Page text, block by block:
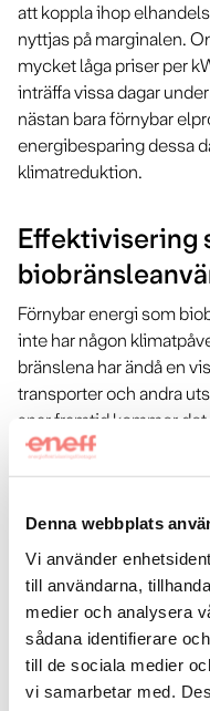
Denna webbplats
Vi använder
till användarna,
medier och analysera
sådana identifierare
till de sociala medier
vi samarbetar med.
att koppla ihop
nyttjas på marginalen.
mycket låga priser per
inträffa vissa dagar
nästan bara förnybar
energibesparing dessa
klimatreduktion.
Effektivisering
Förnybar energi som
inte har någon
bränslena har ändå en
transporter och andra
snar framtid kommer
genom att de i allt högre
t.ex. transporter och
effektiviseringar som
om de hade ersatt
Effektivisering